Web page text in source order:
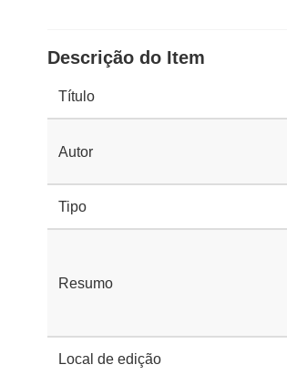
Descrição do Item
Título
Autor
Tipo
Resumo
Local de edição